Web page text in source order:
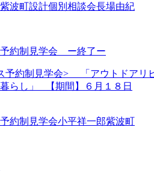
紫波町設計個別相談会長場由紀
約制見学会 ー終了ー
予約制見学会> 「アウトドアリ
らし」 【期間】６月１８日
約制見学会小平祥一郎紫波町